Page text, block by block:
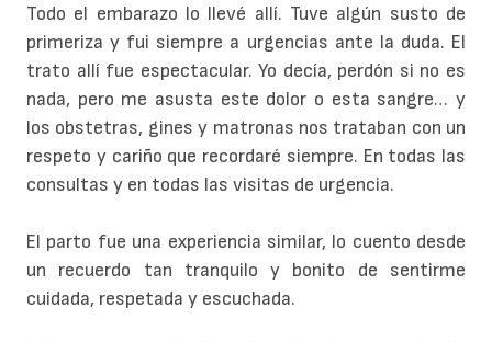
Todo el embarazo lo llevé allí. Tuve algún susto de
primeriza y fui siempre a urgencias ante la duda. El
trato allí fue espectacular. Yo decía, perdón si no es
nada, pero me asusta este dolor o esta sangre… y
los obstetras, gines y matronas nos trataban con un
respeto y cariño que recordaré siempre. En todas las
consultas y en todas las visitas de urgencia.
El parto fue una experiencia similar, lo cuento desde
un recuerdo tan tranquilo y bonito de sentirme
cuidada, respetada y escuchada.